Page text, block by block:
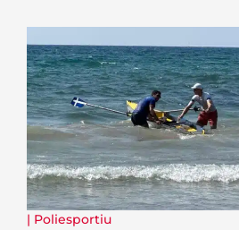
| Poliesportiu